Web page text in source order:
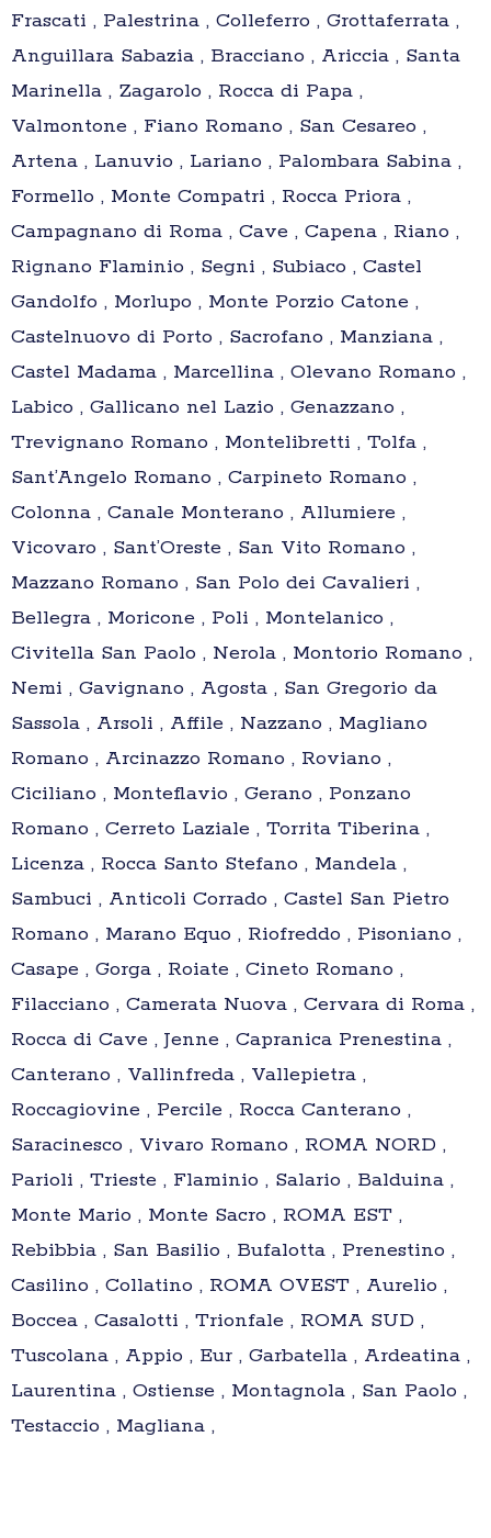
Frascati , Palestrina , Colleferro , Grottaferrata ,
Anguillara Sabazia , Bracciano , Ariccia , Santa
Marinella , Zagarolo , Rocca di Papa ,
Valmontone , Fiano Romano , San Cesareo ,
Artena , Lanuvio , Lariano , Palombara Sabina ,
Formello , Monte Compatri , Rocca Priora ,
Campagnano di Roma , Cave , Capena , Riano ,
Rignano Flaminio , Segni , Subiaco , Castel
Gandolfo , Morlupo , Monte Porzio Catone ,
Castelnuovo di Porto , Sacrofano , Manziana ,
Castel Madama , Marcellina , Olevano Romano ,
Labico , Gallicano nel Lazio , Genazzano ,
Trevignano Romano , Montelibretti , Tolfa ,
Sant’Angelo Romano , Carpineto Romano ,
Colonna , Canale Monterano , Allumiere ,
Vicovaro , Sant’Oreste , San Vito Romano ,
Mazzano Romano , San Polo dei Cavalieri ,
Bellegra , Moricone , Poli , Montelanico ,
Civitella San Paolo , Nerola , Montorio Romano ,
Nemi , Gavignano , Agosta , San Gregorio da
Sassola , Arsoli , Affile , Nazzano , Magliano
Romano , Arcinazzo Romano , Roviano ,
Ciciliano , Monteflavio , Gerano , Ponzano
Romano , Cerreto Laziale , Torrita Tiberina ,
Licenza , Rocca Santo Stefano , Mandela ,
Sambuci , Anticoli Corrado , Castel San Pietro
Romano , Marano Equo , Riofreddo , Pisoniano ,
Casape , Gorga , Roiate , Cineto Romano ,
Filacciano , Camerata Nuova , Cervara di Roma ,
Rocca di Cave , Jenne , Capranica Prenestina ,
Canterano , Vallinfreda , Vallepietra ,
Roccagiovine , Percile , Rocca Canterano ,
Saracinesco , Vivaro Romano , ROMA NORD ,
Parioli , Trieste , Flaminio , Salario , Balduina ,
Monte Mario , Monte Sacro , ROMA EST ,
Rebibbia , San Basilio , Bufalotta , Prenestino ,
Casilino , Collatino , ROMA OVEST , Aurelio ,
Boccea , Casalotti , Trionfale , ROMA SUD ,
Tuscolana , Appio , Eur , Garbatella , Ardeatina ,
Laurentina , Ostiense , Montagnola , San Paolo ,
Testaccio , Magliana ,